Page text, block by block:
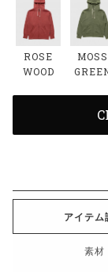
ROSE
WOOD
MOSS
アイテム
素材